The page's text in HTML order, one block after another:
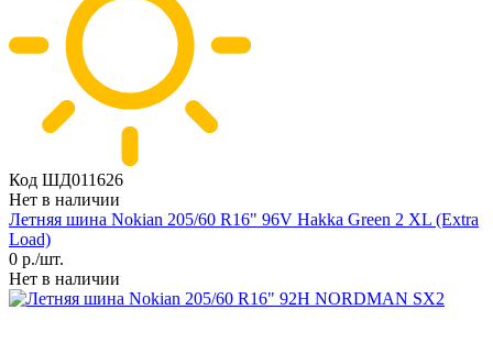
Код ШД011626
Нет в наличии
Летняя шина Nokian 205/60 R16" 96V Hakka Green 2 XL (Extra
Load)
0 р./шт.
Нет в наличии